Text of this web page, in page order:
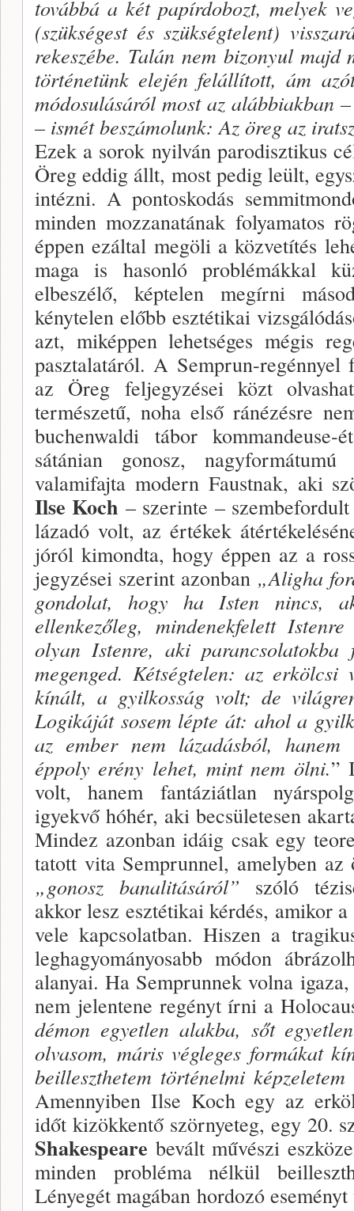
továbbá a két papír­dobozt, melyek
(szükségest és szükségtelent)
re­keszébe. Talán nem bizonyul majd
történetünk elején felállított, ám
módosulásáról most az alábbiakban
– ismét beszámolunk: Az öreg az
Ezek a sorok nyilván parodisztikus
Öreg eddig állt, most pedig leült,
intézni. A pontoskodás
minden mozzanatának folyamatos
éppen ezáltal megöli a közvetítés
maga is hasonló problé­mákkal
elbeszélő, képtelen megírni
kénytelen előbb esz­tétikai
azt, miképpen lehetséges mégis
pasztalatáról. A Semprun-
az Öreg feljegyzései közt
természetű, noha első ránézésre
buchenwaldi tábor
sátánian go­nosz, nagyformátumú
valamifajta modern Faust­nak, aki
Ilse Koch – szerinte –
lázadó volt, az értékek
jóról kimondta, hogy ép­pen az a
jegyzései szerint azonban „Aligha
gondolat, hogy ha Isten nincs,
ellenkezőleg, mindenekfel­ett
olyan Istenre, aki
megenged. Két­ségtelen: az
kínált, a gyilkosság volt; de
Logi­káját sosem lépte át: ahol a
az ember nem lázadásból, hanem
éppoly erény lehet, mint nem ölni.”
volt, hanem fantáziátlan
igyekvő hóhér, aki becsületesen
Mindez azonban idáig csak egy
tatott vita Semprunnel, amelyben
„gonosz ba­nalitásáról” szóló
akkor lesz esztétikai kér­dés, amikor
vele kapcsolatban. Hiszen a
leghagyo­mányosabb módon
alanyai. Ha Semprunnek volna
nem jelentene regényt írni a
dé­mon egyetlen alakba, sőt
olvasom, máris végleges formákat
beilleszthetem történel­mi
Amennyiben Ilse Koch egy az
időt ki­zökkentő szörnyeteg, egy 20.
Shakespeare be­vált művészi
minden probléma nélkül
Lénye­gét magában hordozó